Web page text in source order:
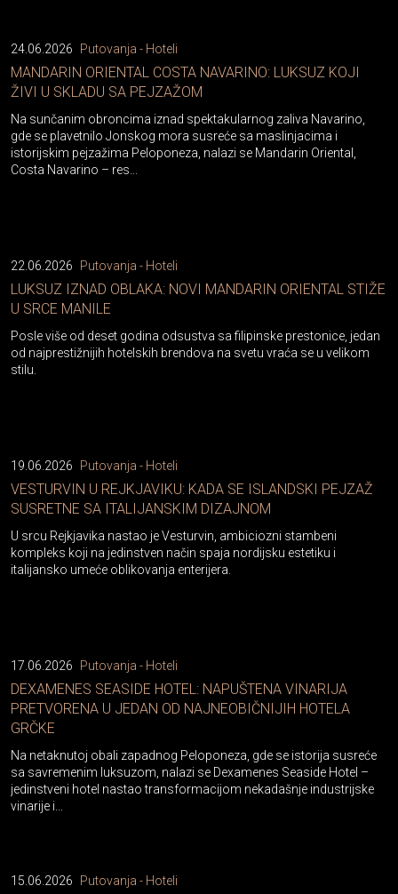
24.06.2026 Putovanja - Hoteli
MANDARIN ORIENTAL COSTA NAVARINO: LUKSUZ KOJI
ŽIVI U SKLADU SA PEJZAŽOM
Na sunčanim obroncima iznad spektakularnog zaliva Navarino,
gde se plavetnilo Jonskog mora susreće sa maslinjacima i
istorijskim pejzažima Peloponeza, nalazi se Mandarin Oriental,
Costa Navarino – res...
22.06.2026 Putovanja - Hoteli
LUKSUZ IZNAD OBLAKA: NOVI MANDARIN ORIENTAL STIŽE
U SRCE MANILE
Posle više od deset godina odsustva sa filipinske prestonice, jedan
od najprestižnijih hotelskih brendova na svetu vraća se u velikom
stilu.
19.06.2026 Putovanja - Hoteli
VESTURVIN U REJKJAVIKU: KADA SE ISLANDSKI PEJZAŽ
SUSRETNE SA ITALIJANSKIM DIZAJNOM
U srcu Rejkjavika nastao je Vesturvin, ambiciozni stambeni
kompleks koji na jedinstven način spaja nordijsku estetiku i
italijansko umeće oblikovanja enterijera.
17.06.2026 Putovanja - Hoteli
DEXAMENES SEASIDE HOTEL: NAPUŠTENA VINARIJA
PRETVORENA U JEDAN OD NAJNEOBIČNIJIH HOTELA
GRČKE
Na netaknutoj obali zapadnog Peloponeza, gde se istorija susreće
sa savremenim luksuzom, nalazi se Dexamenes Seaside Hotel –
jedinstveni hotel nastao transformacijom nekadašnje industrijske
vinarije i...
15.06.2026 Putovanja - Hoteli